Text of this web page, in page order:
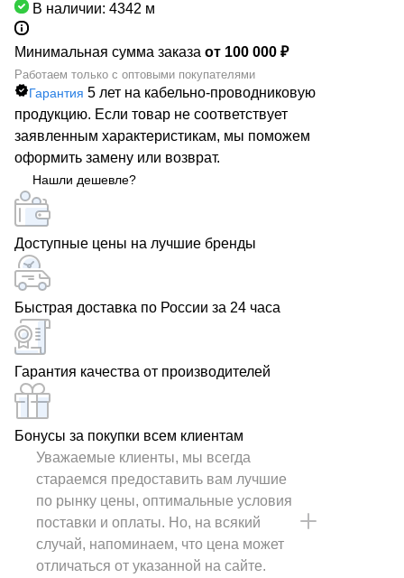
Госстандарта. Мы гарантируем низкие цены за счет
сотрудничества с такими предприятиями, как ОАО
«СЕВКАБЕЛЬ», ОАО «КАМКАБЕЛЬ», ОАО «ЭКЗ».
Каталог компании насчитывает более 70000
маркоразмеров кабельно-проводниковой продукции.
Быстрая доставка кабеля ЦААБ2Лу 3х50
обеспечивается большой сетью собственных складов
по всей России. РОСКАБ – ваш надежный партнер!
В наличии: 4342 м
Минимальная сумма заказа от 100 000 ₽
Работаем только с оптовыми покупателями
Гарантия 5 лет на кабельно-проводниковую
продукцию. Если товар не соответствует
заявленным характеристикам, мы поможем
оформить замену или возврат.
Нашли дешевле?
Доступные цены на лучшие бренды
Быстрая доставка по России за 24 часа
Гарантия качества от производителей
Бонусы за покупки всем клиентам
Уважаемые клиенты, мы всегда
стараемся предоставить вам лучшие
по рынку цены, оптимальные условия
поставки и оплаты. Но, на всякий
случай, напоминаем, что цена может
отличаться от указанной на сайте.